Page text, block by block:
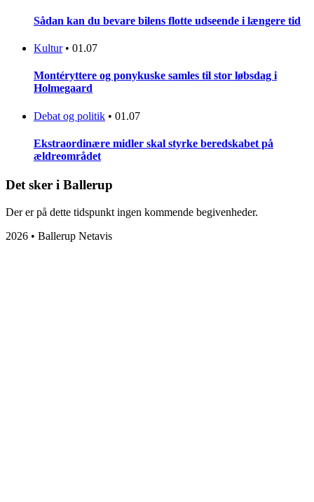
Sådan kan du bevare bilens flotte udseende i længere tid
Kultur • 01.07
Montéryttere og ponykuske samles til stor løbsdag i
Holmegaard
Debat og politik • 01.07
Ekstraordinære midler skal styrke beredskabet på
ældreområdet
Det sker i Ballerup
Der er på dette tidspunkt ingen kommende begivenheder.
2026 • Ballerup Netavis